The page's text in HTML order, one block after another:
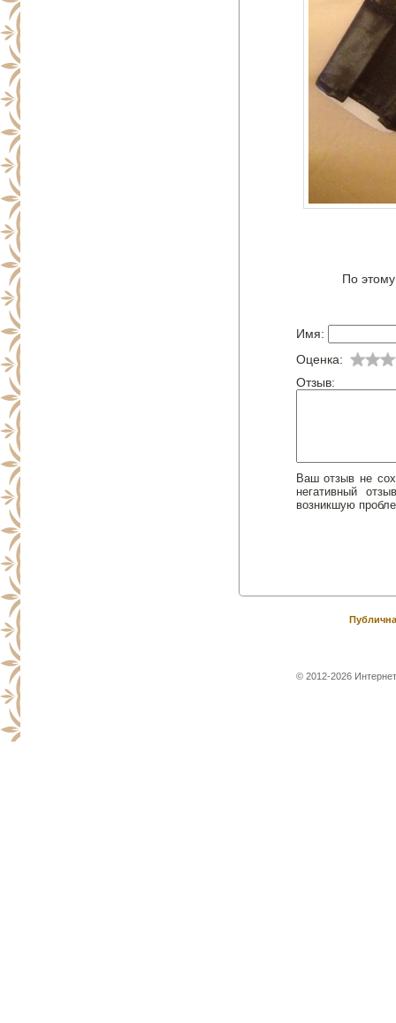
По
Имя:
Оценка:
Отзыв:
Ваш отзыв не
негативный
возникшую
© 2012-2026